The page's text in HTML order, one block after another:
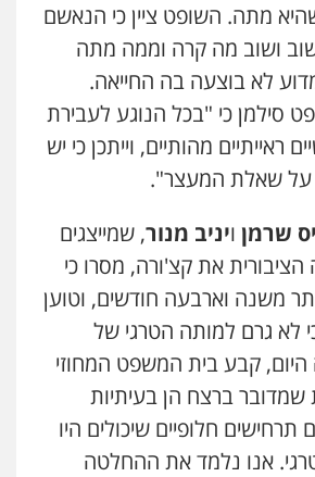
מתה. השופט ציין כי הנאשם
ושוב מה קרה וממה מתה
לא בוצעה בה החייאה.
סילמן כי "בכל הנוגע לעבירת
ראייתיים מהותיים, וייתכן כי יש
על שאלת המעצר".
שרמן ויניב מנור, שמייצגים
הציבורית את קצ'ורה, מסרו כי
משנה וארבעה חודשים, וטוען
לא גרם למותה הטרגי של
קבע בית המשפט המחוזי
שמדובר ברצח הן בעיתיות
תרחישים חלופיים שיכולים היו
אנו נלמד את ההחלטה
רונן בנדל
פלילי פשיעה חמורה פלילי
מזר – משרד עורכי דין
מעצרים וחקירות
בועז קניג
משפחה כלכלי צבאי
אלמוג – עורכי דין
עבירות תנועה צווארון לבן תעבורה
דין לענייני אסירים מעצרים וחקירות